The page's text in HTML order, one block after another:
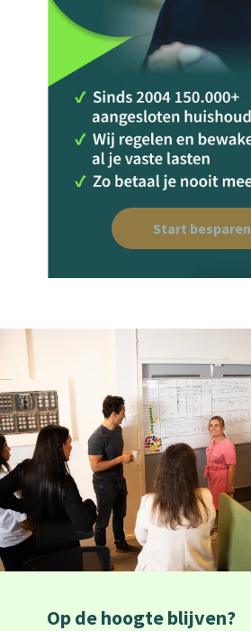
Start besparen
Op de hoogte blijven?